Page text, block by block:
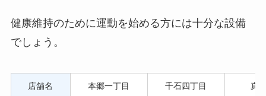
健康維持のために運動を始める方には十分な設備
でしょう。
店舗名 本郷一丁目 千石四丁目 真